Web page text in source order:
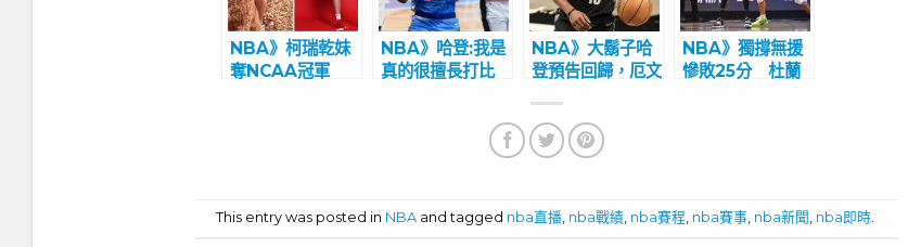
NBA》柯瑞乾妹
奪NCAA冠軍
NBA》哈登:我是
真的很擅長打比
NBA》大鬍子哈
登預告回歸，厄文
NBA》獨撐無援
慘敗25分 杜蘭
This entry was posted in NBA and tagged nba直播, nba戰績, nba賽程, nba賽事, nba新聞 , nba即時.